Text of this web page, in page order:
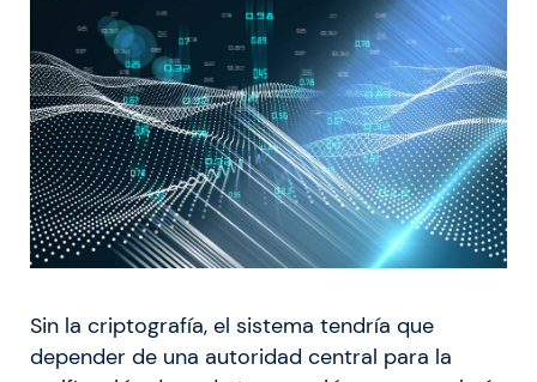
Sin la criptografía, el sistema tendría que
depender de una autoridad central para la